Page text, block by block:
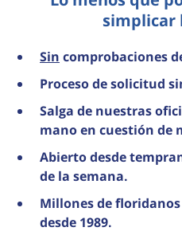
simplicar
Sin comprobaciones
Proceso de solicitud
Salga de nuestras
mano en cuestión de
Abierto desde
de la semana.
Millones de
desde 1989.